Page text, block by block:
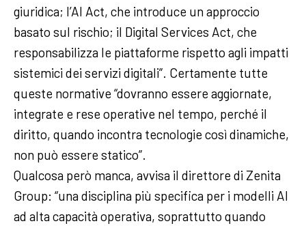
giuridica; l’AI Act, che introduce un approccio
basato sul rischio; il Digital Services Act, che
responsabilizza le piattaforme rispetto agli impatti
sistemici dei servizi digitali”. Certamente tutte
queste normative “dovranno essere aggiornate,
integrate e rese operative nel tempo, perché il
diritto, quando incontra tecnologie così dinamiche,
non può essere statico”.
Qualcosa però manca, avvisa il direttore di Zenita
Group: “una disciplina più specifica per i modelli AI
ad alta capacità operativa, soprattutto quando